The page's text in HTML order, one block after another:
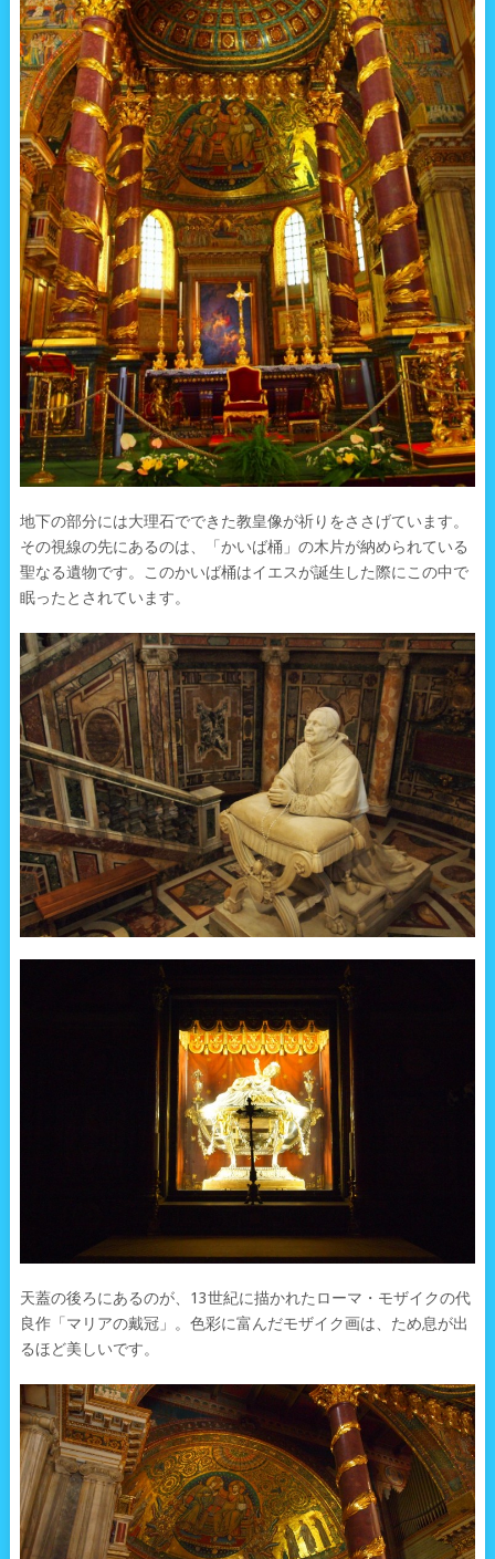
地下の部分には大理石でできた教皇像が祈りをささげています。
その視線の先にあるのは、「かいば桶」の木片が納められている
聖なる遺物です。このかいば桶はイエスが誕生した際にこの中で
眠ったとされています。
天蓋の後ろにあるのが、13世紀に描かれたローマ・モザイクの代
良作「マリアの戴冠」。色彩に富んだモザイク画は、ため息が出
るほど美しいです。